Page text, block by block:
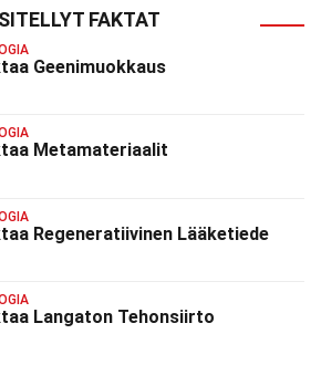
FAKTAT
Geenimuokkaus
Metamateriaalit
Regeneratiivinen Lääketiede
Langaton Tehonsiirto